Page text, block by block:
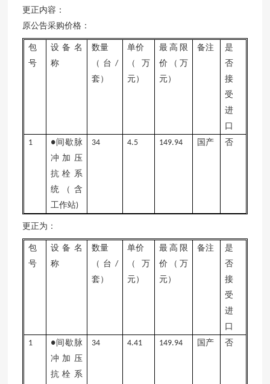
更正内容：
原公告采购价格：
包
号
设备名
称
数量
（台 /
套）
单价
（万
元）
最高限
价（万
元）
备注
是
否
接
受
进
口
1
●间歇脉
冲加压
抗栓系
统（含
工作站)
34 4.5 149.94 国产 否
更正为：
包
号
设备名
称
数量
（台 /
套）
单价
（万
元）
最高限
价（万
元）
备注
是
否
接
受
进
口
1
●间歇脉
冲加压
抗栓系
34 4.41 149.94 国产 否